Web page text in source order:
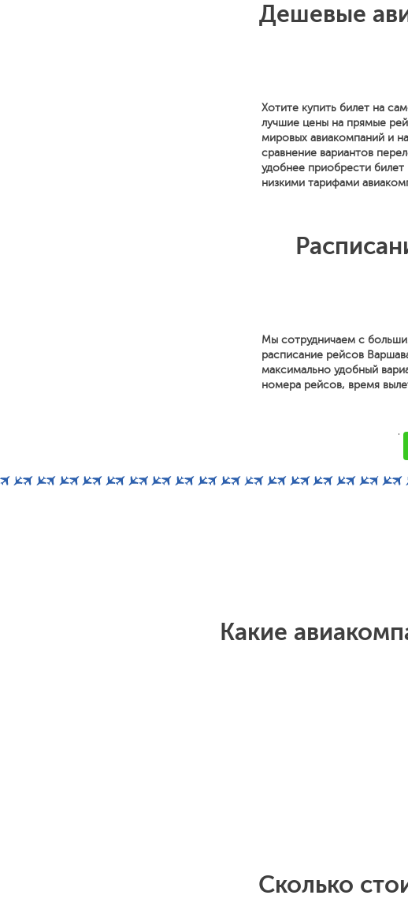
Дешевые
Хотите купить билет на
лучшие цены на прямые
мировых авиакомпаний и
сравнение вариантов
удобнее приобрести
низкими тарифами
Мы сотрудничаем с
расписание рейсов
максимально удобный
номера рейсов, время
'
Какие
Сколько